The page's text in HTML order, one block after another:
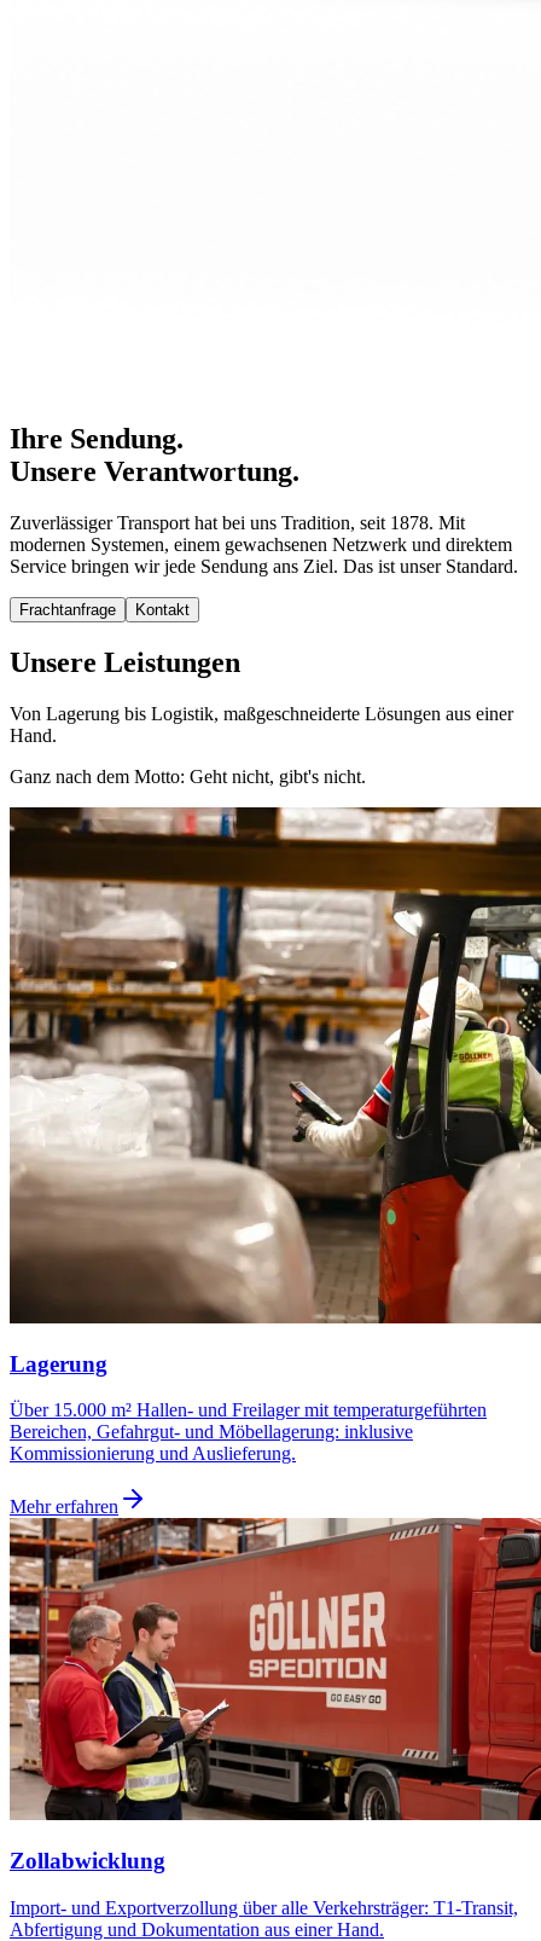
Ihre Sendung.
Unsere Verantwortung.
Zuverlässiger Transport hat bei uns Tradition, seit 1878. Mit
modernen Systemen, einem gewachsenen Netzwerk und direktem
Service bringen wir jede Sendung ans Ziel. Das ist unser Standard.
Frachtanfrage Kontakt
Unsere Leistungen
Von Lagerung bis Logistik, maßgeschneiderte Lösungen aus einer
Hand.
Ganz nach dem Motto: Geht nicht, gibt's nicht.
Lagerung
Über 15.000 m² Hallen- und Freilager mit temperaturgeführten
Bereichen, Gefahrgut- und Möbellagerung: inklusive
Kommissionierung und Auslieferung.
Mehr erfahren
Zollabwicklung
Import- und Exportverzollung über alle Verkehrsträger: T1-Transit,
Abfertigung und Dokumentation aus einer Hand.